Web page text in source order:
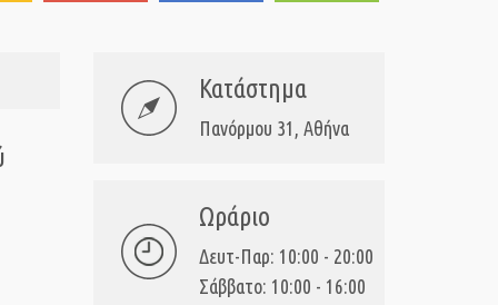
Κατάστημα
Πανόρμου 31, Αθήνα
Ωράριο
Δευτ-Παρ: 10:00 - 20:00
Σάββατο: 10:00 - 16:00